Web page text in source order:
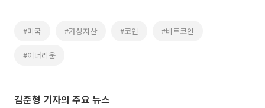
#미국 #가상자산 #코인 #비트코인
#이더리움
김준형 기자의 주요 뉴스